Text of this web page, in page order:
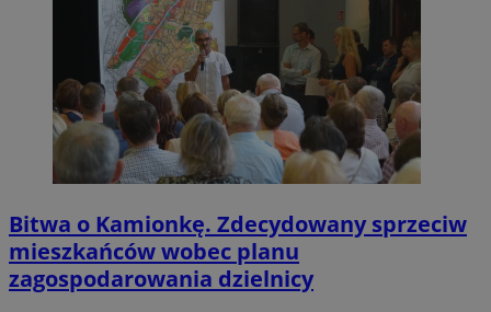
Bitwa o Kamionkę. Zdecydowany sprzeciw
mieszkańców wobec planu
zagospodarowania dzielnicy